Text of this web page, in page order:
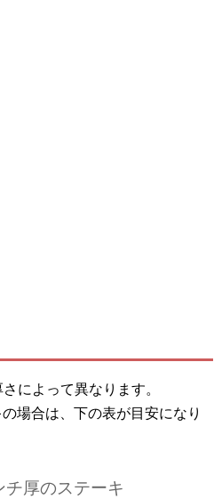
によって異なります。
場合は、下の表が目安になり
チ厚のステーキ